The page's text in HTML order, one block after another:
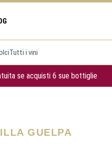
Tutti i vini
se acquisti 6 sue bottiglie
GUELPA